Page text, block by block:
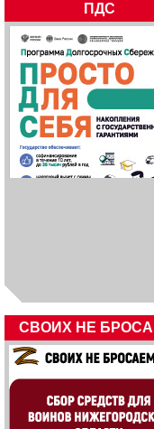
ПДС
СВОИХ НЕ